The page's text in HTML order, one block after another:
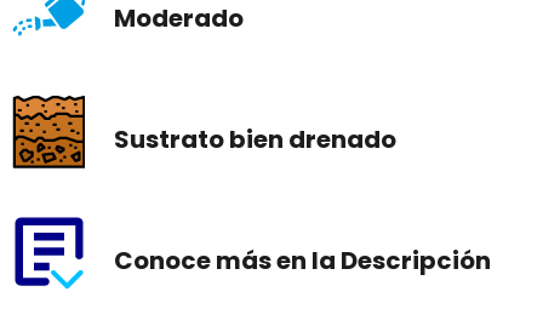
Moderado
Sustrato bien drenado
Conoce más en la Descripción